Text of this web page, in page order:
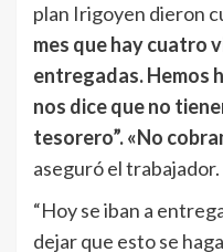
plan Irigoyen dieron
mes que hay cuatro
entregadas. Hemos
nos dice que no
tesorero”. «No
aseguró el trabajador.
“Hoy se iban a
dejar que esto se